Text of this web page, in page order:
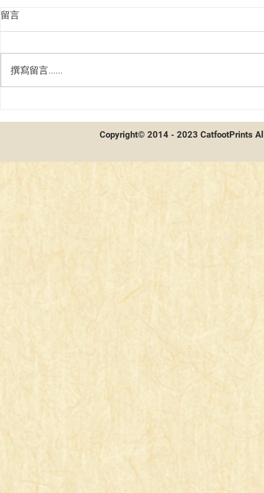
貓腳印會員系統！啟動！
付
留言
撰寫留言......
Copyright© 2014 - 2023 CatfootPrints